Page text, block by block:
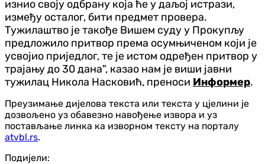
изнио своју одбрану која ће у даљој истрази,
између осталог, бити предмет провера.
Тужилаштво је такође Вишем суду у Прокупљу
предложило притвор према осумњиченом који је
усвојио приједлог, те је истом одређен притвор у
трајању до 30 дана", казао нам је виши јавни
тужилац Никола Насковић, преноси Информер.
Преузимање дијелова текста или текста у цјелини је
дозвољено уз обавезно навођење извора и уз
постављање линка ка изворном тексту на порталу
atvbl.rs.
Подијели: